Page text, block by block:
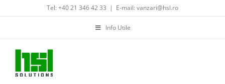
to
Tel: +40 21 346 42 33 | E-mail: vanzari@hsl.ro
Info Utile